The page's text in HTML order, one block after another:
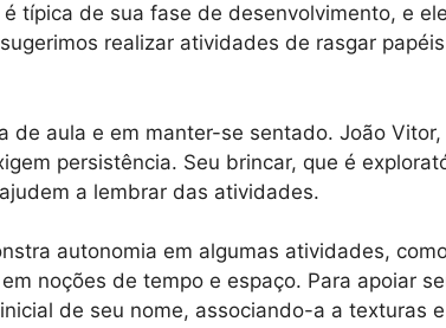
típica de sua fase de desenvolvimento, e
realizar atividades de rasgar
de aula e em manter-se sentado. João
persistência. Seu brincar, que é
a lembrar das atividades.
autonomia em algumas atividades,
noções de tempo e espaço. Para apoiar
de seu nome, associando-a a texturas